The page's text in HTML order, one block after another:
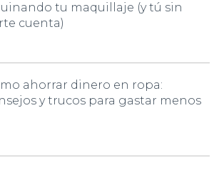
tu maquillaje (y tú sin
cuenta)
ahorrar dinero en ropa:
y trucos para gastar menos